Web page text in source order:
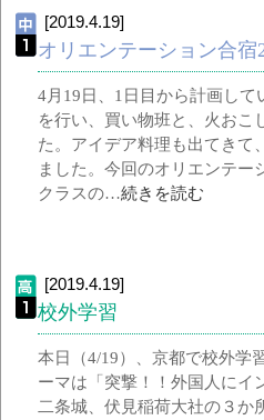
[2019.4.19]
オリエンテーション合宿
4月19日、1日目から計画し
を行い、買い物班と、火おこ
た。アイデア料理も出てきて
ました。今回のオリエンテー
クラスの…続きを読む
[2019.4.19]
校外学習
本日（4/19）、京都で校外学
ーマは「突撃！！外国人にイ
二条城、伏見稲荷大社の３か